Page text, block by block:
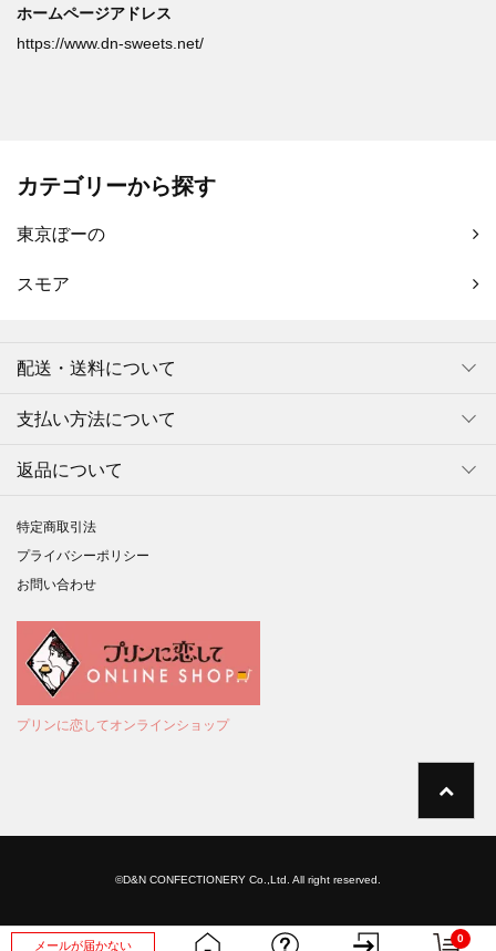
メールが届かない
0
ホームページアドレス
https://www.dn-sweets.net/
カテゴリーから探す
東京ぼーの
スモア
配送・送料について
支払い方法について
返品について
特定商取引法
プライバシーポリシー
お問い合わせ
プリンに恋してオンラインショップ
©D&N CONFECTIONERY Co.,Ltd. All right reserved.